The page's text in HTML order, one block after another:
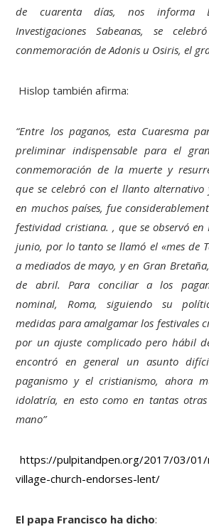
de cuarenta días, nos informa
Investigaciones Sabeanas, se
conmemoración de Adonis u Osiris, el
Hislop también afirma:
“Entre los paganos, esta Cuaresma
preliminar indispensable para el
conmemoración de la muerte y
que se celebró con el llanto alternativo
en muchos países, fue
festividad cristiana. , que se observó en
junio, por lo tanto se llamó el «mes de
a mediados de mayo, y en Gran
de abril. Para conciliar a los
nominal, Roma, siguiendo su
medidas para amalgamar los festivales
por un ajuste complicado pero hábil
encontró en general un asunto
paganismo y el cristianismo, ahora
idolatría, en esto como en tantas otras
mano”
https://pulpitandpen.org/2017/03/
village-church-endorses-lent/
El papa Francisco ha dicho: